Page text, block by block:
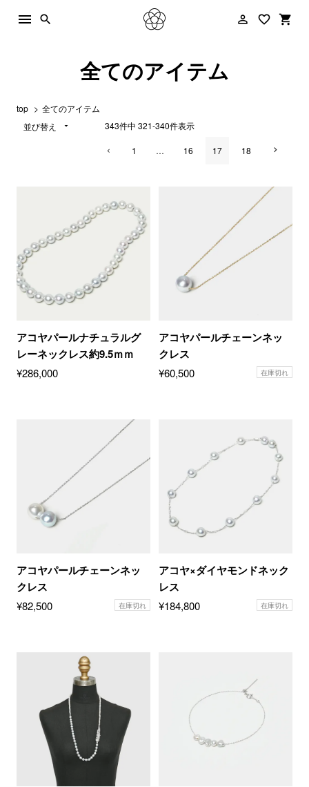
menu person_outline favorite_border shopping_cart
search
全てのアイテム
top
全てのアイテム
並び替え
343件中 321-340件表示
1 … 16 17 18
アコヤパールナチュラルグ
レーネックレス約9.5ｍｍ
¥286,000
アコヤパールチェーンネッ
クレス
¥60,500 在庫切れ
アコヤパールチェーンネッ
クレス
¥82,500 在庫切れ
アコヤ×ダイヤモンドネック
レス
¥184,800 在庫切れ